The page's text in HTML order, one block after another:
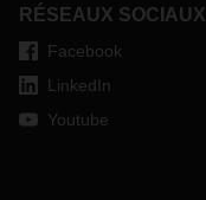
RÉSEAUX SOCIAUX
Facebook
LinkedIn
Youtube